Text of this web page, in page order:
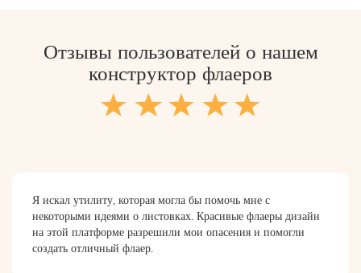
Отзывы пользователей о нашем
конструктор флаеров
Я искал утилиту, которая могла бы помочь мне с
некоторыми идеями о листовках. Красивые флаеры дизайн
на этой платформе разрешили мои опасения и помогли
создать отличный флаер.